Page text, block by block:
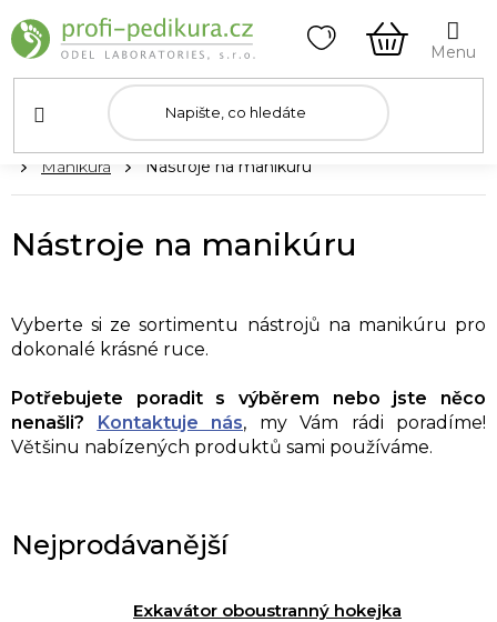
na
obsah
NÁKUPNÍ
KOŠÍK
DomůManikúra Nástroje na manikúru
Nástroje na manikúru
Vyberte si ze sortimentu nástrojů na manikúru pro
dokonalé krásné ruce.
Potřebujete poradit s výběrem nebo jste něco
nenašli?
Kontaktuje nás, my Vám rádi poradíme!
Většinu nabízených produktů sami používáme.
Nejprodávanější
Exkavátor oboustranný hokejka